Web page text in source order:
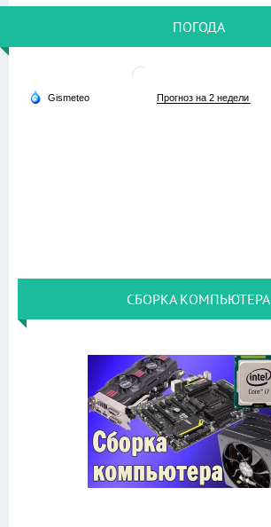
ПОГОДА
СБОРКА КОМПЬЮТЕРА